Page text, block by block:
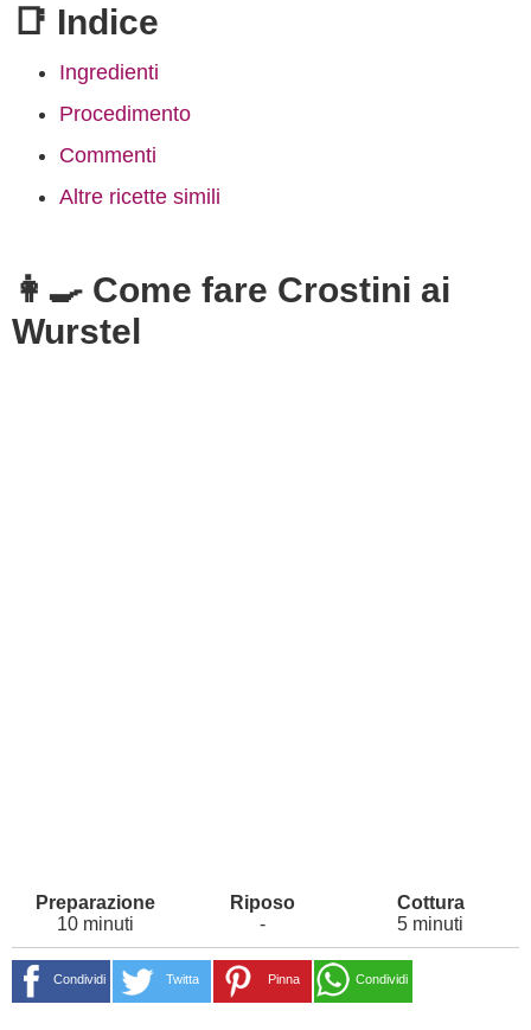
📑 Indice
Ingredienti
Procedimento
Commenti
Altre ricette simili
👩‍🍳 Come fare Crostini ai
Wurstel
10 minuti - 5 minuti
Condividi Twitta Pinna Condividi